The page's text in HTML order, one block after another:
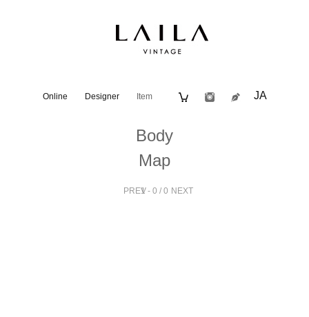
Online Designer Item JA
Body
Map
PREV1 - 0 / 0 NEXT